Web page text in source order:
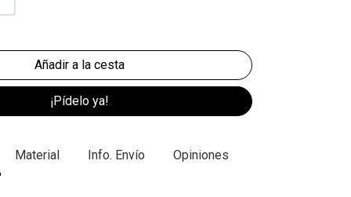
¡Pídelo ya!
Material Info. Envío Opiniones